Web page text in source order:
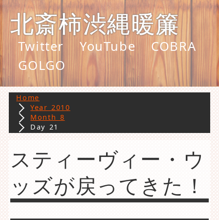
北斎柿渋縄暖簾
Twitter YouTube
COBRA
GOLGO
Home
Year 2010
Month 8
Day 21
スティーヴィー・ウ
ッズが戻ってきた！